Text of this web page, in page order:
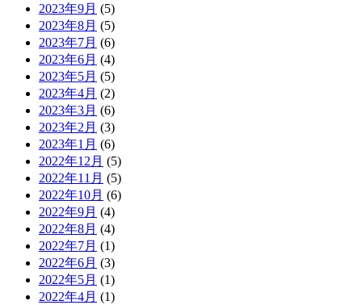
2023年9月 (5)
2023年8月 (5)
2023年7月 (6)
2023年6月 (4)
2023年5月 (5)
2023年4月 (2)
2023年3月 (6)
2023年2月 (3)
2023年1月 (6)
2022年12月 (5)
2022年11月 (5)
2022年10月 (6)
2022年9月 (4)
2022年8月 (4)
2022年7月 (1)
2022年6月 (3)
2022年5月 (1)
2022年4月 (1)